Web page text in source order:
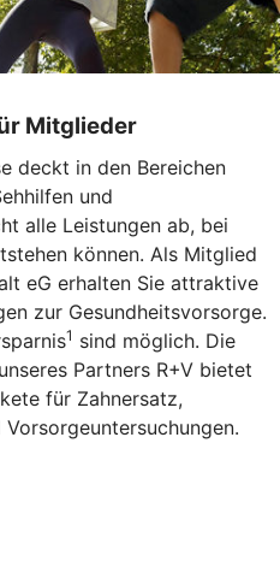
Mitglieder
deckt in den Bereichen
und
alle Leistungen ab, bei
können. Als Mitglied
eG erhalten Sie attraktive
zur Gesundheitsvorsorge.
1 sind möglich. Die
Partners R+V bietet
für Zahnersatz,